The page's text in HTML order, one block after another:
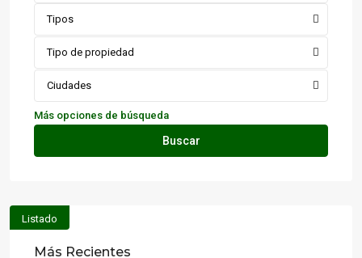
Tipos
Tipo de propiedad
Ciudades
Más opciones de búsqueda
Buscar
Listado
Más Recientes